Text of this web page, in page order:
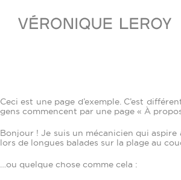
Ceci est une page d’exemple. C’est
gens commencent par une page « À
Bonjour ! Je suis un mécanicien qui aspire
lors de longues balades sur la plage au
…ou quelque chose comme cela :